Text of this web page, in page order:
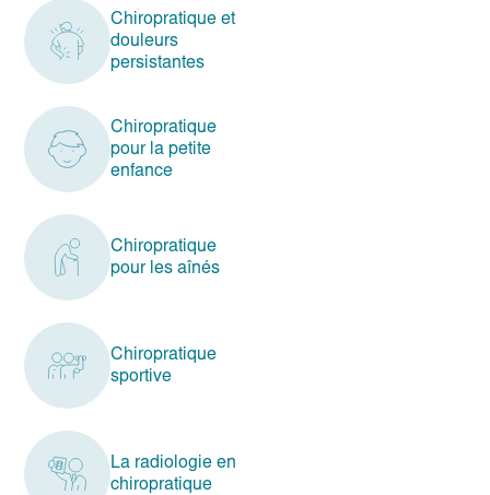
Chiropratique et
douleurs
persistantes
Chiropratique
pour la petite
enfance
Chiropratique
pour les aînés
Chiropratique
sportive
La radiologie en
chiropratique